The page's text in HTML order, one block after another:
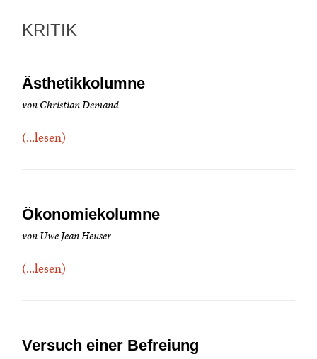
KRITIK
Ästhetikkolumne
von Christian Demand
(...lesen)
Ökonomiekolumne
von Uwe Jean Heuser
(...lesen)
Versuch einer Befreiung